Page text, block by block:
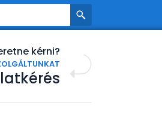
kérni?